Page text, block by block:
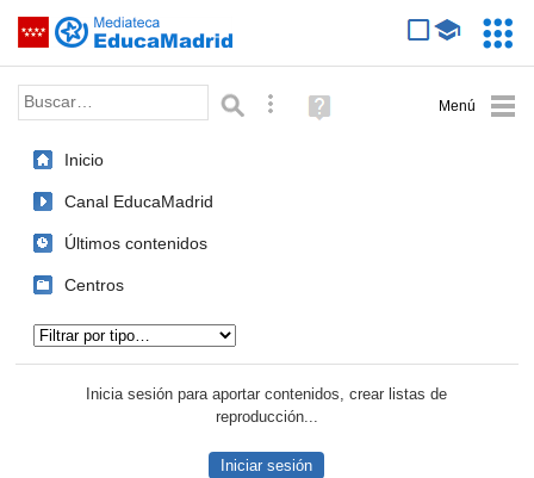
Saltar navegación
Palabra o frase: Búsqueda avanzada
Ayuda
(en
Inicio
Canal EducaMadrid
Últimos contenidos
Centros
Inicia sesión para aportar contenidos, crear listas de
reproducción...
Iniciar sesión